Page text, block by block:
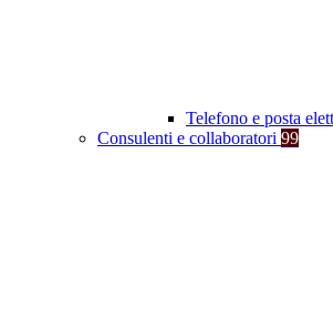
Telefono e posta
Consulenti e collaboratori 99